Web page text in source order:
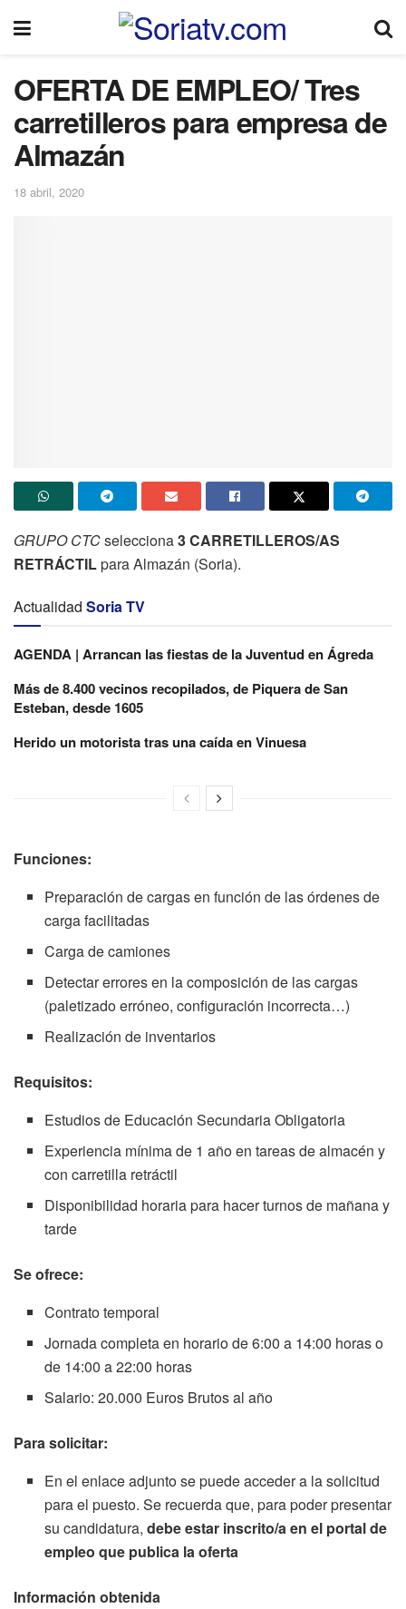
OFERTA DE EMPLEO/ Tres
carretilleros para empresa de
Almazán
18 abril, 2020
GRUPO CTCselecciona3 CARRETILLEROS/AS
RETRÁCTILpara Almazán (Soria).
Actualidad Soria TV
AGENDA | Arrancan las fiestas de la Juventud en Ágreda
Más de 8.400 vecinos recopilados, de Piquera de San
Esteban, desde 1605
Herido un motorista tras una caída en Vinuesa
Funciones:
Preparación de cargas en función de las órdenes de
carga facilitadas
Carga de camiones
Detectar errores en la composición de las cargas
(paletizado erróneo, configuración incorrecta…)
Realización de inventarios
Requisitos:
Estudios de Educación Secundaria Obligatoria
Experiencia mínima de 1 año en tareas de almacén y
con carretilla retráctil
Disponibilidad horaria para hacer turnos de mañana y
tarde
Se ofrece:
Contrato temporal
Jornada completa en horario de 6:00 a 14:00 horas o
de 14:00 a 22:00 horas
Salario: 20.000 Euros Brutos al año
Para solicitar:
En el enlace adjunto se puede acceder a la solicitud
para el puesto. Se recuerda que, para poder presentar
su candidatura,debe estar inscrito/a en el portal de
empleo que publica la oferta
Información obtenida